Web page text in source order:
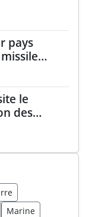
pays
le
des
Marine